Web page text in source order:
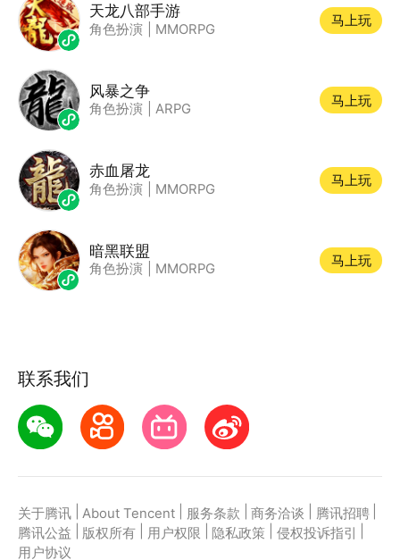
天龙八部手游
角色扮演 MMORPG
马上玩
风暴之争
角色扮演 ARPG
马上玩
赤血屠龙
角色扮演 MMORPG
马上玩
暗黑联盟
角色扮演 MMORPG
马上玩
联系我们
关于腾讯 About Tencent 服务条款 商务洽谈 腾讯招聘
腾讯公益
版权所有 用户权限 隐私政策 侵权投诉指引
用户协议